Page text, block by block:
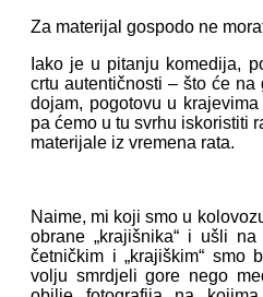
Za materijal gospodo ne
Iako je u pitanju komedija,
crtu autentičnosti – što će
dojam, pogotovu u
pa ćemo u tu svrhu iskoristiti
materijale iz vremena rata.
Naime, mi koji smo u
obrane „krajišnika“ i ušli na
četničkim i „krajiškim“ smo
volju smrdjeli gore nego